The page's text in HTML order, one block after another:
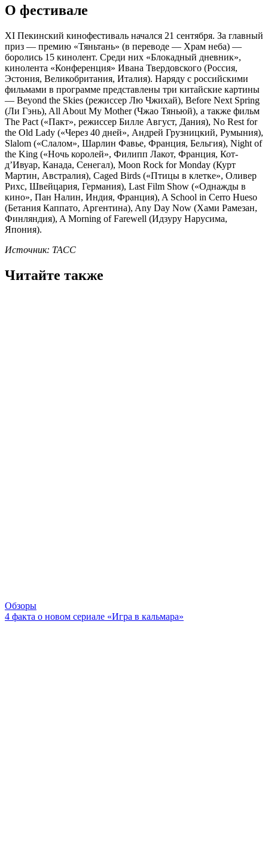
О фестивале
XI Пекинский кинофестиваль начался 21 сентября. За главный
приз — премию «Тяньтань» (в переводе — Храм неба) —
боролись 15 кинолент. Среди них «Блокадный дневник»,
кинолента «Конференция» Ивана Твердовского (Россия,
Эстония, Великобритания, Италия). Наряду с российскими
фильмами в программе представлены три китайские картины
— Beyond the Skies (режиссер Лю Чжихай), Before Next Spring
(Ли Гэнь), All About My Mother (Чжао Тяньюй), а также фильм
The Pact («Пакт», режиссер Билле Август, Дания), No Rest for
the Old Lady («Через 40 дней», Андрей Грузницкий, Румыния),
Slalom («Слалом», Шарлин Фавье, Франция, Бельгия), Night of
the King («Ночь королей», Филипп Лакот, Франция, Кот-
д’Ивуар, Канада, Сенегал), Moon Rock for Monday (Курт
Мартин, Австралия), Caged Birds («Птицы в клетке», Оливер
Рихс, Швейцария, Германия), Last Film Show («Однажды в
кино», Пан Налин, Индия, Франция), A School in Cerro Hueso
(Бетания Каппато, Аргентина), Any Day Now (Хами Рамезан,
Финляндия), A Morning of Farewell (Идзуру Нарусима,
Япония).
Источник: ТАСС
Читайте также
Обзоры
4 факта о новом сериале «Игра в кальмара»